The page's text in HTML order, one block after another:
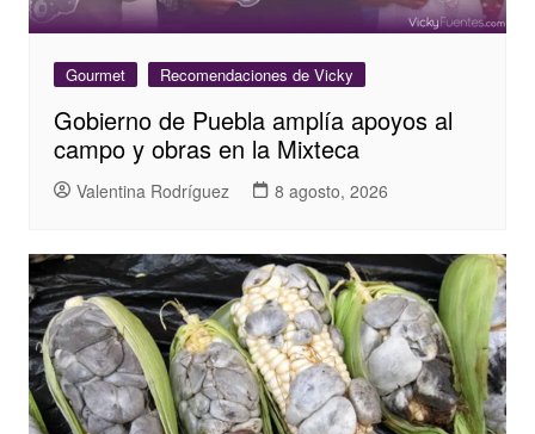
Gourmet Recomendaciones de Vicky
Gobierno de Puebla amplía apoyos al
campo y obras en la Mixteca
Valentina Rodríguez 8 agosto, 2026